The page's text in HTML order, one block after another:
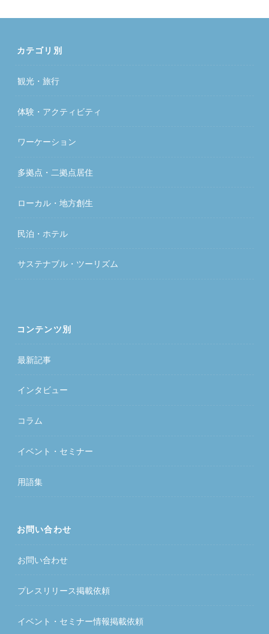
カテゴリ別
観光・旅行
体験・アクティビティ
ワーケーション
多拠点・二拠点居住
ローカル・地方創生
民泊・ホテル
サステナブル・ツーリズム
コンテンツ別
最新記事
インタビュー
コラム
イベント・セミナー
用語集
お問い合わせ
お問い合わせ
プレスリリース掲載依頼
イベント・セミナー情報掲載依頼